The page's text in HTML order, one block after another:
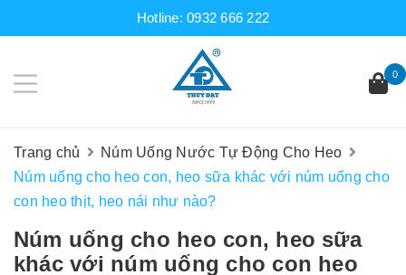
Hotline:0932 666 222
0
Trang chủ
Núm Uống Nước Tự Động Cho Heo
Núm uống cho heo con, heo sữa khác với núm uống cho
con heo thịt, heo nái như nào?
Núm uống cho heo con, heo sữa
khác với núm uống cho con heo